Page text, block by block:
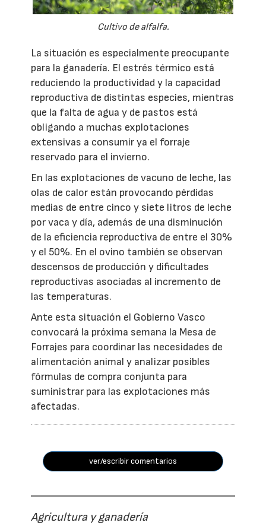
Cultivo de alfalfa.
La situación es especialmente preocupante
para la ganadería. El estrés térmico está
reduciendo la productividad y la capacidad
reproductiva de distintas especies, mientras
que la falta de agua y de pastos está
obligando a muchas explotaciones
extensivas a consumir ya el forraje
reservado para el invierno.
En las explotaciones de vacuno de leche, las
olas de calor están provocando pérdidas
medias de entre cinco y siete litros de leche
por vaca y día, además de una disminución
de la eficiencia reproductiva de entre el 30%
y el 50%. En el ovino también se observan
descensos de producción y dificultades
reproductivas asociadas al incremento de
las temperaturas.
Ante esta situación el Gobierno Vasco
convocará la próxima semana la Mesa de
Forrajes para coordinar las necesidades de
alimentación animal y analizar posibles
fórmulas de compra conjunta para
suministrar para las explotaciones más
afectadas.
ver/escribir comentarios
Agricultura y ganadería